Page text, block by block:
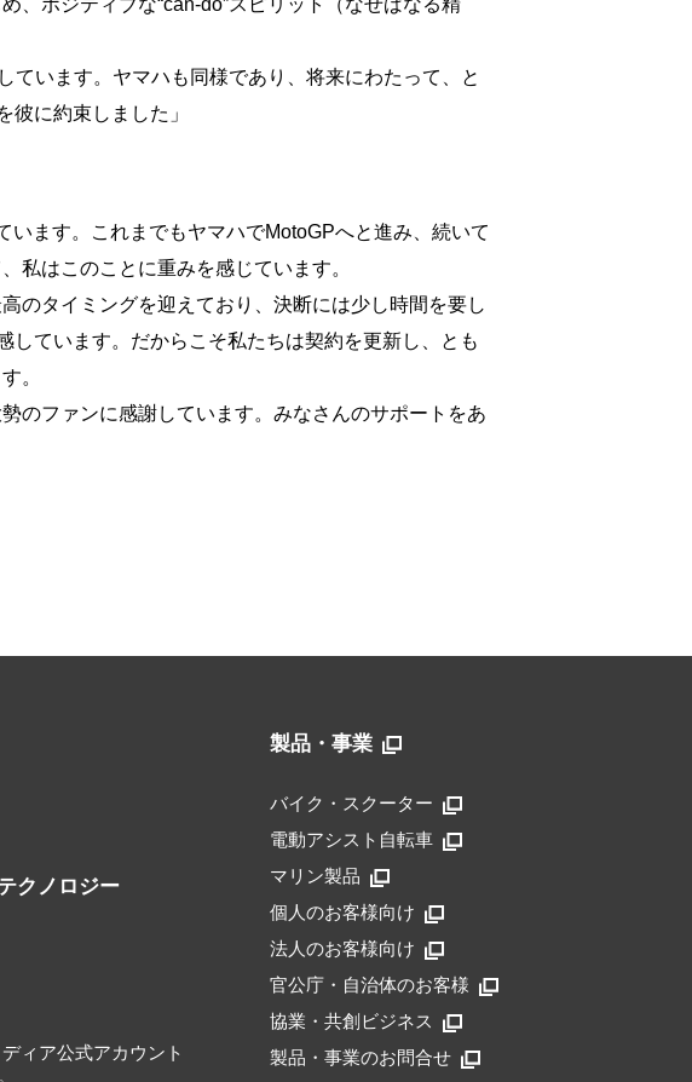
、ポジティブな“can-do”スピリット（なせばなる精
います。ヤマハも同様であり、将来にわたって、と
に約束しました」
います。これまでもヤマハでMotoGPへと進み、続いて
私はこのことに重みを感じています。
のタイミングを迎えており、決断には少し時間を要し
しています。だからこそ私たちは契約を更新し、とも
。
のファンに感謝しています。みなさんのサポートをあ
クノロジー
ィア公式アカウント
製品・事業
バイク・スクーター
電動アシスト自転車
マリン製品
個人のお客様向け
法人のお客様向け
官公庁・自治体のお客様
協業・共創ビジネス
製品・事業のお問合せ